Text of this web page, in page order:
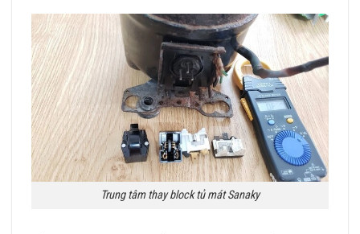
Trung tâm thay block tủ mát Sanaky